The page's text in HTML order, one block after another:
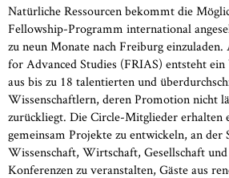
Natürliche Ressourcen bekommt die
Fellowship-Programm international
zu neun Monate nach Freiburg
for Advanced Studies (FRIAS) entsteht ein
aus bis zu 18 talentierten und
Wissenschaftlern, deren Promotion nicht
zurückliegt. Die Circle-Mitglieder erhalten
gemeinsam Projekte zu entwickeln, an der
Wissenschaft, Wirtschaft, Gesellschaft
Konferenzen zu veranstalten, Gäste aus